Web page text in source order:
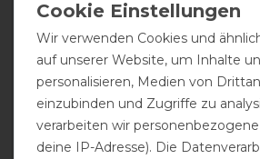
Führstrick
Back
71,90
Wir verwenden Cookies und
auf unserer Website, um Inhalte
personalisieren, Medien von
einzubinden und Zugriffe zu
verarbeiten wir
deine IP-Adresse). Die